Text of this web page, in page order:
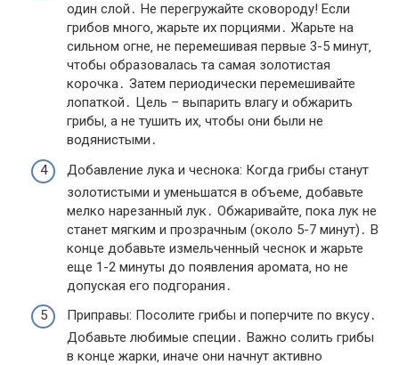
один слой․ Не перегружайте сковороду! Если
грибов много‚ жарьте их порциями․ Жарьте на
сильном огне‚ не перемешивая первые 3-5 минут‚
чтобы образовалась та самая золотистая
корочка․ Затем периодически перемешивайте
лопаткой․ Цель – выпарить влагу и обжарить
грибы‚ а не тушить их‚ чтобы они были не
водянистыми․
Добавление лука и чеснока: Когда грибы станут
золотистыми и уменьшатся в объеме‚ добавьте
мелко нарезанный лук․ Обжаривайте‚ пока лук не
станет мягким и прозрачным (около 5-7 минут)․ В
конце добавьте измельченный чеснок и жарьте
еще 1-2 минуты до появления аромата‚ но не
допуская его подгорания․
Приправы: Посолите грибы и поперчите по вкусу․
Добавьте любимые специи․ Важно солить грибы
в конце жарки‚ иначе они начнут активно